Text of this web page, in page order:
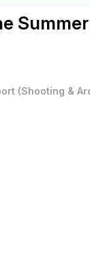
(Shooting &